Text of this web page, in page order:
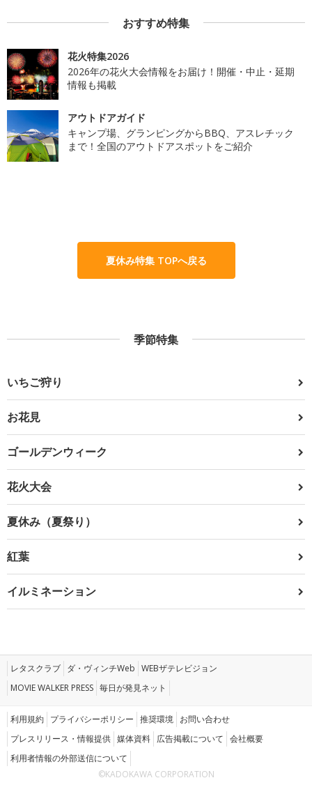
おすすめ特集
花火特集2026
2026年の花火大会情報をお届け！開催・中止・延期
情報も掲載
アウトドアガイド
キャンプ場、グランピングからBBQ、アスレチック
まで！全国のアウトドアスポットをご紹介
夏休み特集 TOPへ戻る
季節特集
いちご狩り
お花見
ゴールデンウィーク
花火大会
夏休み（夏祭り）
紅葉
イルミネーション
レタスクラブ ダ・ヴィンチWeb WEBザテレビジョン
MOVIE WALKER PRESS 毎日が発見ネット
利用規約 プライバシーポリシー 推奨環境 お問い合わせ
プレスリリース・情報提供 媒体資料 広告掲載について 会社概要
利用者情報の外部送信について
©KADOKAWA CORPORATION